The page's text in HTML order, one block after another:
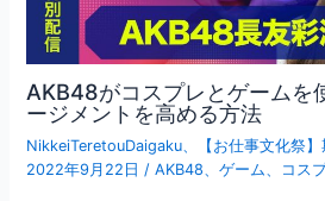
AKB48がコスプレとゲームを
ージメントを高める方法
NikkeiTeretouDaigaku、 【お仕事文化祭
2022年9月22日 /AKB48、ゲーム、 コス